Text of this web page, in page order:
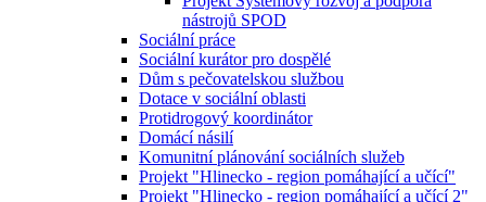
nástrojů SPOD
Sociální práce
Sociální kurátor pro dospělé
Dům s pečovatelskou službou
Dotace v sociální oblasti
Protidrogový koordinátor
Domácí násilí
Komunitní plánování sociálních služeb
Projekt "Hlinecko - region pomáhající a učící"
Projekt "Hlinecko - region pomáhající a učící 2"